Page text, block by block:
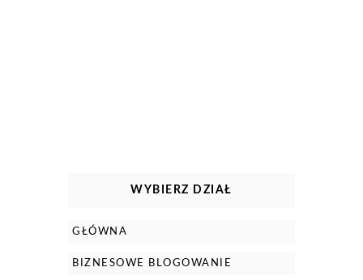
WYBIERZ DZIAŁ
GŁÓWNA
BIZNESOWE BLOGOWANIE